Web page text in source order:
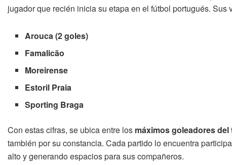
jugador que recién inicia su etapa en el fútbol portugués. Sus
Arouca (2 goles)
Famalicão
Moreirense
Estoril Praia
Sporting Braga
Con estas cifras, se ubica entre los máximos goleadores del
también por su constancia. Cada partido lo encuentra
alto y generando espacios para sus compañeros.